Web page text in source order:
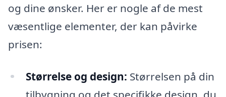
og dine ønsker. Her er nogle af de mest
væsentlige elementer, der kan påvirke
prisen:
Størrelse og design: Størrelsen på din